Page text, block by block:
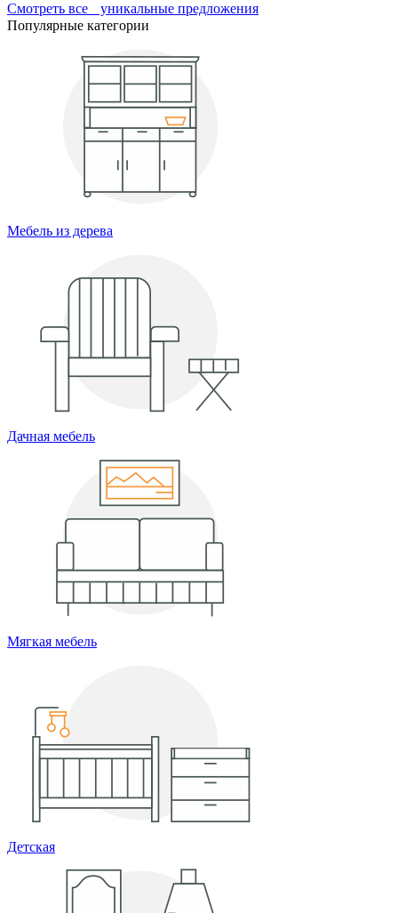
Смотреть все уникальные предложения
Популярные категории
Мебель из дерева
Дачная мебель
Мягкая мебель
Детская